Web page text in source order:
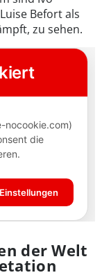
Befort als
zu sehen.
der Welt